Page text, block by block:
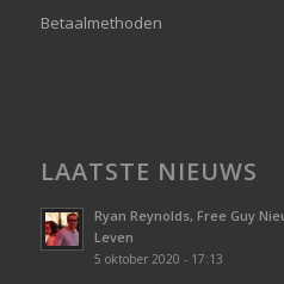
Betaalmethoden
LAATSTE NIEUWS
Ryan Reynolds, Free Guy
Leven
5 oktober 2020 - 17:13